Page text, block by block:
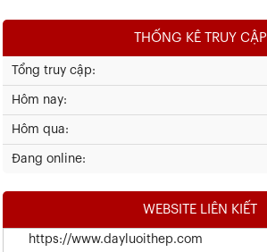
THỐNG KÊ TRUY CẬP
Tổng truy cập:
Hôm nay:
Hôm qua:
Đang online:
WEBSITE LIÊN KIẾT
https://www.dayluoithep.com